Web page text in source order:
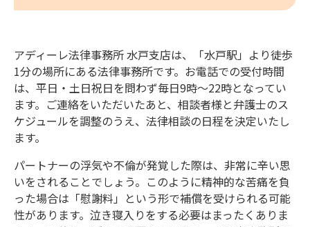
アディーレ法律事務所 水戸支店は、「水戸駅」より徒歩
1分の場所にある法律事務所です。お電話での受付時間
は、平日・土日祝日を問わず毎日9時～22時となってい
ます。ご連絡をいただいたあと、相談者様と弁護士のス
ケジュールを調整のうえ、法律相談の日程を決定いたし
ます。
パートナーの浮気や不倫が発覚した際は、非常に辛い思
いをされることでしょう。このように精神的な苦痛を負
った場合は「慰謝料」という形で補償を受けられる可能
性があります。泣き寝入りをする必要はまったくありま